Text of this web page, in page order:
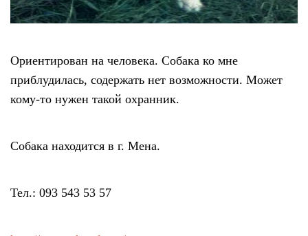
Ориентирован на человека. Собака ко мне
приблудилась, содержать нет возможности. Может
кому-то нужен такой охранник.
Собака находится в г. Мена.
Тел.: 093 543 53 57